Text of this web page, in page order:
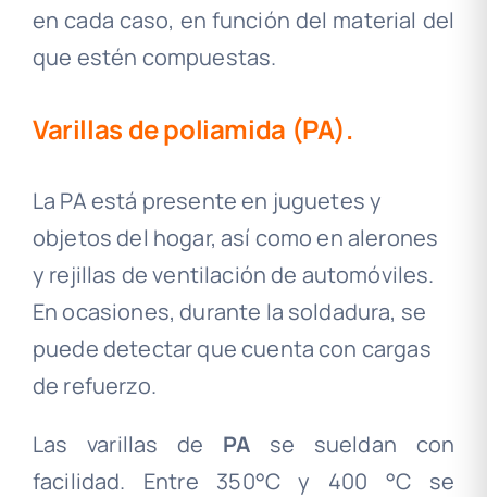
en cada caso, en función del material del
que estén compuestas.
Varillas de poliamida (PA).
La PA está presente en juguetes y
objetos del hogar, así como en alerones
y rejillas de ventilación de automóviles.
En ocasiones, durante la soldadura, se
puede detectar que cuenta con cargas
de refuerzo.
Las varillas de PA se sueldan con
facilidad. Entre 350°C y 400 °C se